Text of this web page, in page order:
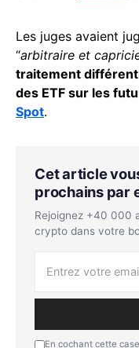
Les juges avaient
“arbitraire et
traitement
des ETF sur les
Spot.
Cet article
prochains par
Rejoignez +40 000
crypto dans votre
En cochant cette